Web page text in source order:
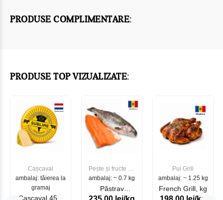
PRODUSE COMPLIMENTARE:
PRODUSE TOP VIZUALIZATE:
Cașcaval
ambalaj: tăierea la
gramaj
Cascaval 45%
Pește și fructe de
mare
ambalaj: ~ 0.7 kg
Păstrav
Pui Grill
ambalaj: ~ 1.25 kg
French Grill, kg